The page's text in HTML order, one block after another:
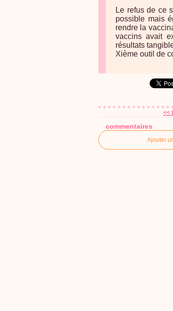
Le refus de ce
possible mais
rendre la
vaccins avait
résultats
Xième outil de
<<
commentaires
Ajouter